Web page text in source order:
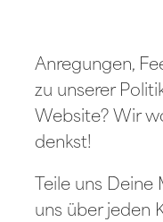
Anregungen,
zu unserer
Website? Wir
denkst!
Teile uns
uns über jeden